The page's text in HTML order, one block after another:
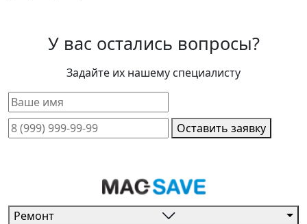
У вас остались вопросы?
Задайте их нашему специалисту
Оставить заявку
Ремонт